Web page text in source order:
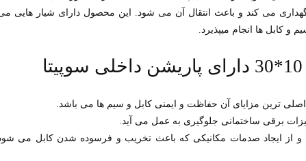
می کند و باعث انتقال آن می شود. این محصول دارای شیار هایی
و کابل ها انجام میپذیرد.
ترین مزایای آن حفاظت و ایمنی کابل و سیم ها می باشد.
برقی ساختمانی جلوگیری به عمل می آید.
و از ایجاد صدمات مکانیکی که باعث تخریب و فرسوده شدن کابل می